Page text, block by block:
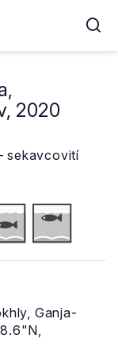
2020
sekavcovití
Ganja-